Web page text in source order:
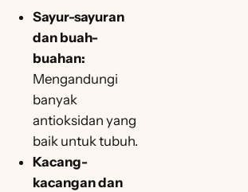
Sayur-sayuran
dan buah-
buahan:
Mengandungi
banyak
antioksidan yang
baik untuk tubuh.
Kacang-
kacangan dan